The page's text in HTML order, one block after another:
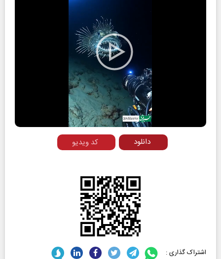
Play
Video
کد ویدیو دانلود
اشتراک گذاری :